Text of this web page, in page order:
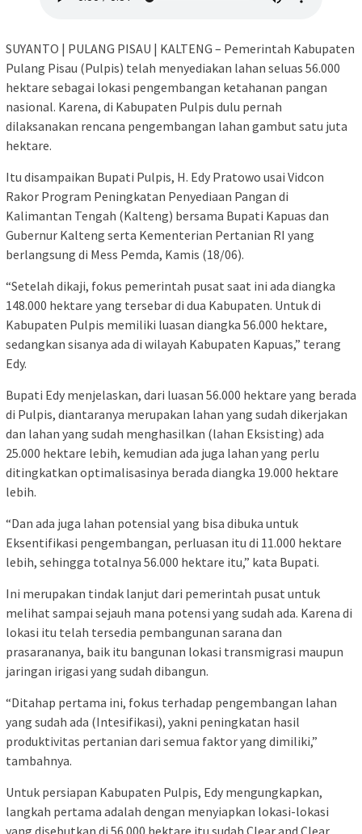
SUYANTO | PULANG PISAU | KALTENG – Pemerintah Kabupaten
Pulang Pisau (Pulpis) telah menyediakan lahan seluas 56.000
hektare sebagai lokasi pengembangan ketahanan pangan
nasional. Karena, di Kabupaten Pulpis dulu pernah
dilaksanakan rencana pengembangan lahan gambut satu juta
hektare.
Itu disampaikan Bupati Pulpis, H. Edy Pratowo usai Vidcon
Rakor Program Peningkatan Penyediaan Pangan di
Kalimantan Tengah (Kalteng) bersama Bupati Kapuas dan
Gubernur Kalteng serta Kementerian Pertanian RI yang
berlangsung di Mess Pemda, Kamis (18/06).
“Setelah dikaji, fokus pemerintah pusat saat ini ada diangka
148.000 hektare yang tersebar di dua Kabupaten. Untuk di
Kabupaten Pulpis memiliki luasan diangka 56.000 hektare,
sedangkan sisanya ada di wilayah Kabupaten Kapuas,” terang
Edy.
Bupati Edy menjelaskan, dari luasan 56.000 hektare yang berada
di Pulpis, diantaranya merupakan lahan yang sudah dikerjakan
dan lahan yang sudah menghasilkan (lahan Eksisting) ada
25.000 hektare lebih, kemudian ada juga lahan yang perlu
ditingkatkan optimalisasinya berada diangka 19.000 hektare
lebih.
“Dan ada juga lahan potensial yang bisa dibuka untuk
Eksentifikasi pengembangan, perluasan itu di 11.000 hektare
lebih, sehingga totalnya 56.000 hektare itu,” kata Bupati.
Ini merupakan tindak lanjut dari pemerintah pusat untuk
melihat sampai sejauh mana potensi yang sudah ada. Karena di
lokasi itu telah tersedia pembangunan sarana dan
prasarananya, baik itu bangunan lokasi transmigrasi maupun
jaringan irigasi yang sudah dibangun.
“Ditahap pertama ini, fokus terhadap pengembangan lahan
yang sudah ada (Intesifikasi), yakni peningkatan hasil
produktivitas pertanian dari semua faktor yang dimiliki,”
tambahnya.
Untuk persiapan Kabupaten Pulpis, Edy mengungkapkan,
langkah pertama adalah dengan menyiapkan lokasi-lokasi
yang disebutkan di 56.000 hektare itu sudah Clear and Clear.